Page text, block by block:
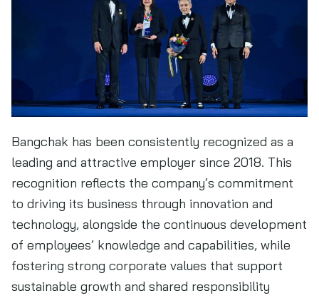
Bangchak has been consistently recognized as a
leading and attractive employer since 2018. This
recognition reflects the company’s commitment
to driving its business through innovation and
technology, alongside the continuous development
of employees’ knowledge and capabilities, while
fostering strong corporate values that support
sustainable growth and shared responsibility